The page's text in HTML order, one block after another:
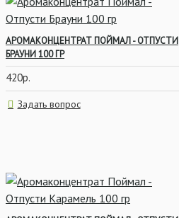
ВСЁ ДЛЯ ОСНАСТОК
АРОМАКОНЦЕНТРАТ ПОЙМАЛ - ОТПУСТИ
БРАУНИ 100 ГР
420р.
Задать вопрос